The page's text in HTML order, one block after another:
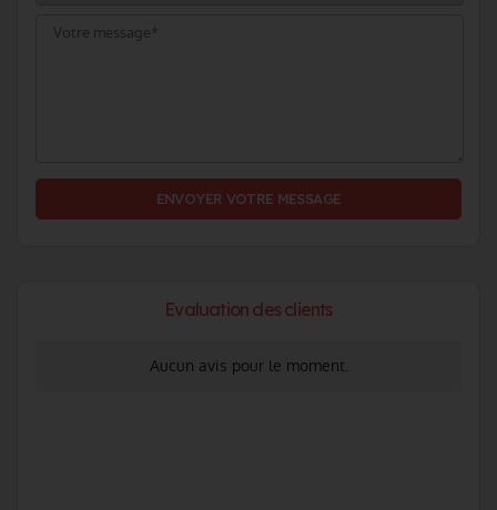
ENVOYER VOTRE MESSAGE
Evaluation des clients
Aucun avis pour le moment.